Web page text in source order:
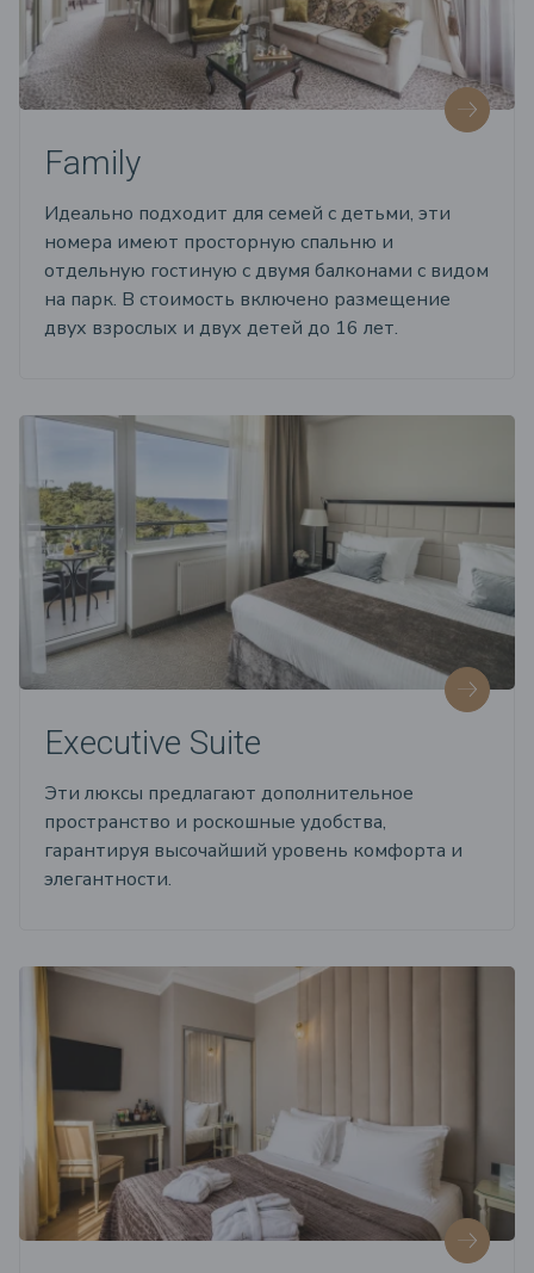
Family
Идеально подходит для семей с детьми, эти
номера имеют просторную спальню и
отдельную гостиную с двумя балконами с видом
на парк. В стоимость включено размещение
двух взрослых и двух детей до 16 лет.
Executive Suite
Эти люксы предлагают дополнительное
пространство и роскошные удобства,
гарантируя высочайший уровень комфорта и
элегантности.